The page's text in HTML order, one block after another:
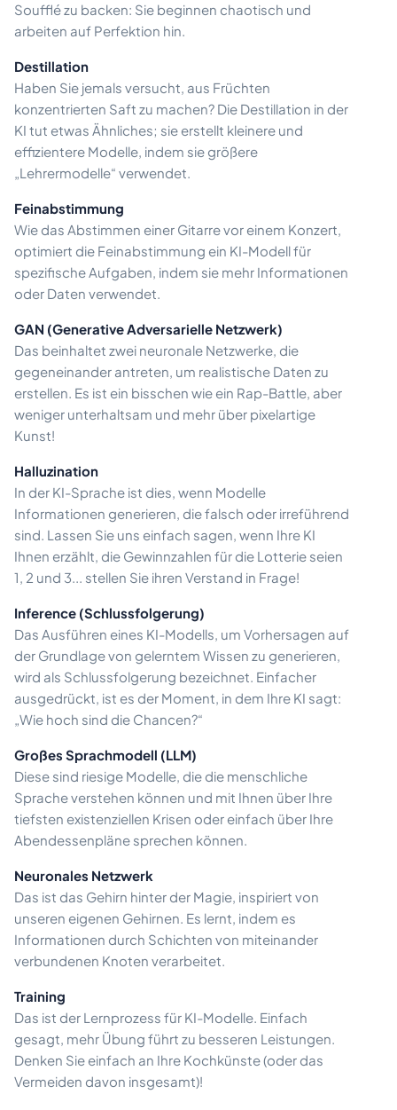
Soufflé zu backen: Sie beginnen chaotisch und
arbeiten auf Perfektion hin.
Destillation
Haben Sie jemals versucht, aus Früchten
konzentrierten Saft zu machen? Die Destillation in der
KI tut etwas Ähnliches; sie erstellt kleinere und
effizientere Modelle, indem sie größere
„Lehrermodelle“ verwendet.
Feinabstimmung
Wie das Abstimmen einer Gitarre vor einem Konzert,
optimiert die Feinabstimmung ein KI-Modell für
spezifische Aufgaben, indem sie mehr Informationen
oder Daten verwendet.
GAN (Generative Adversarielle Netzwerk)
Das beinhaltet zwei neuronale Netzwerke, die
gegeneinander antreten, um realistische Daten zu
erstellen. Es ist ein bisschen wie ein Rap-Battle, aber
weniger unterhaltsam und mehr über pixelartige
Kunst!
Halluzination
In der KI-Sprache ist dies, wenn Modelle
Informationen generieren, die falsch oder irreführend
sind. Lassen Sie uns einfach sagen, wenn Ihre KI
Ihnen erzählt, die Gewinnzahlen für die Lotterie seien
1, 2 und 3... stellen Sie ihren Verstand in Frage!
Inference (Schlussfolgerung)
Das Ausführen eines KI-Modells, um Vorhersagen auf
der Grundlage von gelerntem Wissen zu generieren,
wird als Schlussfolgerung bezeichnet. Einfacher
ausgedrückt, ist es der Moment, in dem Ihre KI sagt:
„Wie hoch sind die Chancen?“
Großes Sprachmodell (LLM)
Diese sind riesige Modelle, die die menschliche
Sprache verstehen können und mit Ihnen über Ihre
tiefsten existenziellen Krisen oder einfach über Ihre
Abendessenpläne sprechen können.
Neuronales Netzwerk
Das ist das Gehirn hinter der Magie, inspiriert von
unseren eigenen Gehirnen. Es lernt, indem es
Informationen durch Schichten von miteinander
verbundenen Knoten verarbeitet.
Training
Das ist der Lernprozess für KI-Modelle. Einfach
gesagt, mehr Übung führt zu besseren Leistungen.
Denken Sie einfach an Ihre Kochkünste (oder das
Vermeiden davon insgesamt)!